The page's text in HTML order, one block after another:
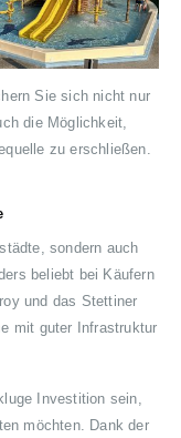
Sie sich nicht nur
die Möglichkeit,
zu erschließen.
sondern auch
beliebt bei Käufern
und das Stettiner
mit guter Infrastruktur
Investition sein,
möchten. Dank der